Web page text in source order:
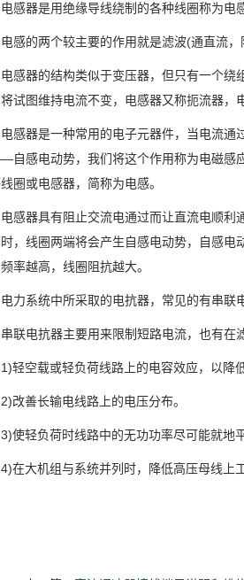
器是用绝缘导线绕制的各种线圈称为电感
的两个较主要的作用就是滤波(通直流，
器的结构类似于变压器，但只有一个绕
试图维持电流不变，电感器又称扼流器，
器是一种常用的电子元器件，当电流通
自感电动势，我们将这个作用称为电磁感
圈或电感器，简称为电感。
器具有阻止交流电通过而让直流电顺利
，线圈两端将会产生自感电动势，自感
率越高，线圈阻抗越大。
系统中所采取的电抗器，常见的有串联电
电抗器主要用来限制短路电流，也有在滤
空载或轻负荷线路上的电容效应，以降低
善长输电线路上的电压分布。
轻负荷时线路中的无功功率尽可能就地平
大机组与系统并列时，降低高压母线上工